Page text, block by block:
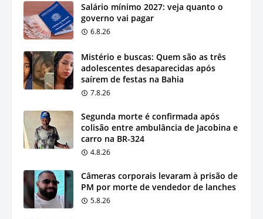
Salário mínimo 2027: veja quanto o
governo vai pagar
6.8.26
Mistério e buscas: Quem são as três
adolescentes desaparecidas após
saírem de festas na Bahia
7.8.26
Segunda morte é confirmada após
colisão entre ambulância de Jacobina e
carro na BR-324
4.8.26
Câmeras corporais levaram à prisão de
PM por morte de vendedor de lanches
5.8.26